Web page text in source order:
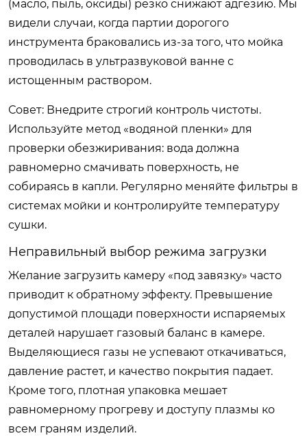
(масло, пыль, оксиды) резко снижают адгезию. Мы
видели случаи, когда партии дорогого
инструмента браковались из-за того, что мойка
проводилась в ультразвуковой ванне с
истощенным раствором.
Совет: Внедрите строгий контроль чистоты.
Используйте метод «водяной пленки» для
проверки обезжиривания: вода должна
равномерно смачивать поверхность, не
собираясь в капли. Регулярно меняйте фильтры в
системах мойки и контролируйте температуру
сушки.
Неправильный выбор режима загрузки
Желание загрузить камеру «под завязку» часто
приводит к обратному эффекту. Превышение
допустимой площади поверхности испаряемых
деталей нарушает газовый баланс в камере.
Выделяющиеся газы не успевают откачиваться,
давление растет, и качество покрытия падает.
Кроме того, плотная упаковка мешает
равномерному прогреву и доступу плазмы ко
всем граням изделий.